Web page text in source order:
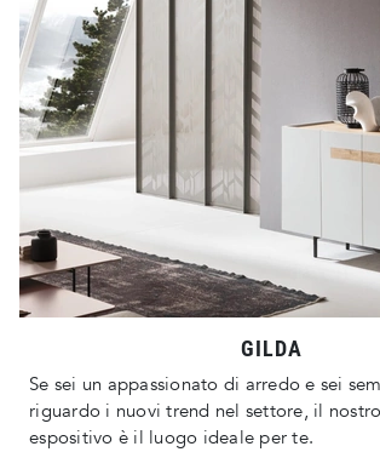
GILDA
Se sei un appassionato di arredo e sei
riguardo i nuovi trend nel settore, il
espositivo è il luogo ideale per te.